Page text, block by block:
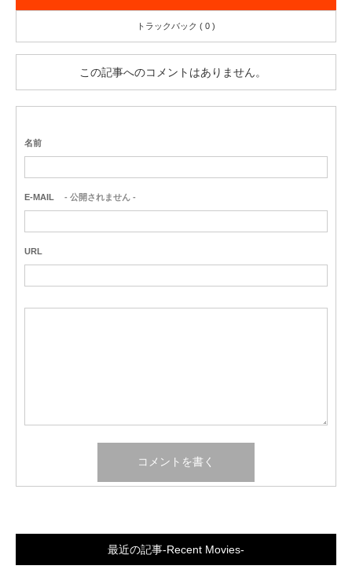
トラックバック ( 0 )
この記事へのコメントはありません。
名前
E-MAIL - 公開されません -
URL
最近の記事-Recent Movies-